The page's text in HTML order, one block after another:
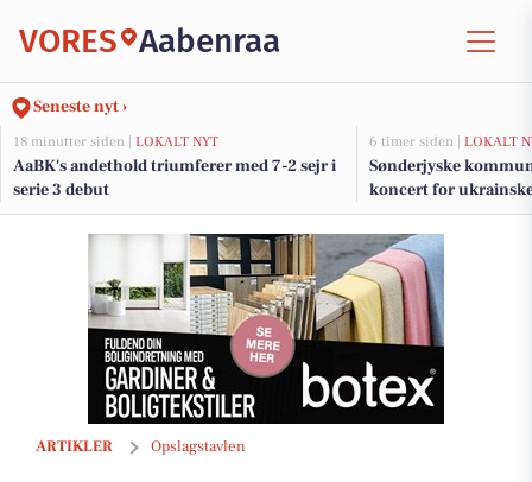
VORES Aabenraa
Seneste nyt ›
18 minutter siden | LOKALT NYT
AaBK's andethold triumferer med 7-2 sejr i
serie 3 debut
6 timer siden | LOKALT
Sønderjyske
koncert for
ARTIKLER Opslagstavlen
EJENHOLM BOLIG & ERHVERV præsenterer sommerhus tæt på